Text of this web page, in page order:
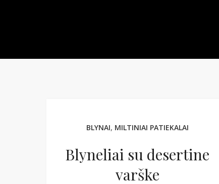
BLYNAI, MILTINIAI PATIEKALAI
Blyneliai su desertine
varške